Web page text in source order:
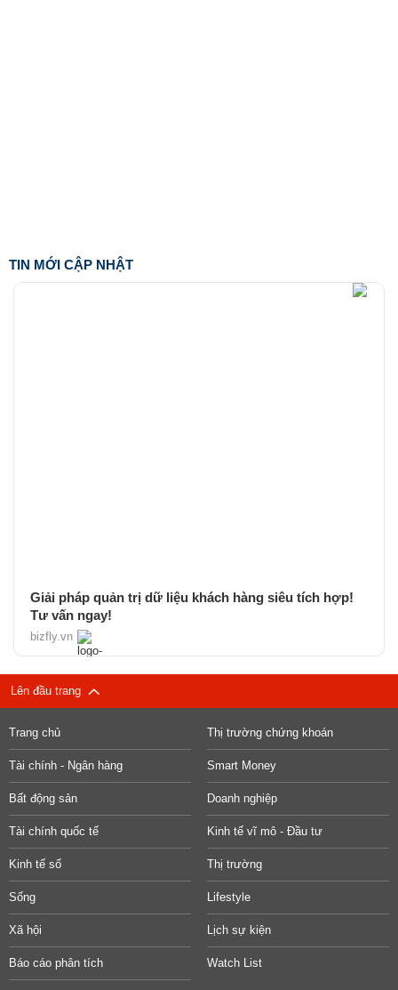
TIN MỚI CẬP NHẬT
Giải pháp quản trị dữ liệu khách hàng siêu tích hợp!
Tư vấn ngay!
bizfly.vn
Lên đầu trang
Trang chủ Thị trường chứng khoán
Tài chính - Ngân hàng Smart Money
Bất động sản Doanh nghiệp
Tài chính quốc tế Kinh tế vĩ mô - Đầu tư
Kinh tế số Thị trường
Sống Lifestyle
Xã hội Lịch sự kiện
Báo cáo phân tích Watch List